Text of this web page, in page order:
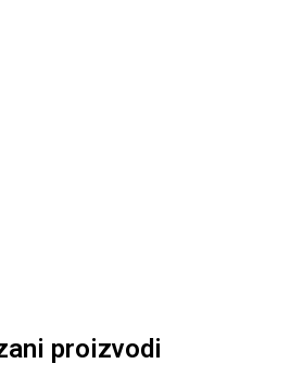
proizvodi